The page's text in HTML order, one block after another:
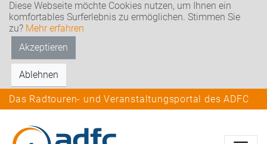
Diese Webseite möchte Cookies nutzen, um Ihnen ein
komfortables Surferlebnis zu ermöglichen. Stimmen Sie
zu? Mehr erfahren
Akzeptieren
Ablehnen
Das Radtouren- und Veranstaltungsportal des ADFC